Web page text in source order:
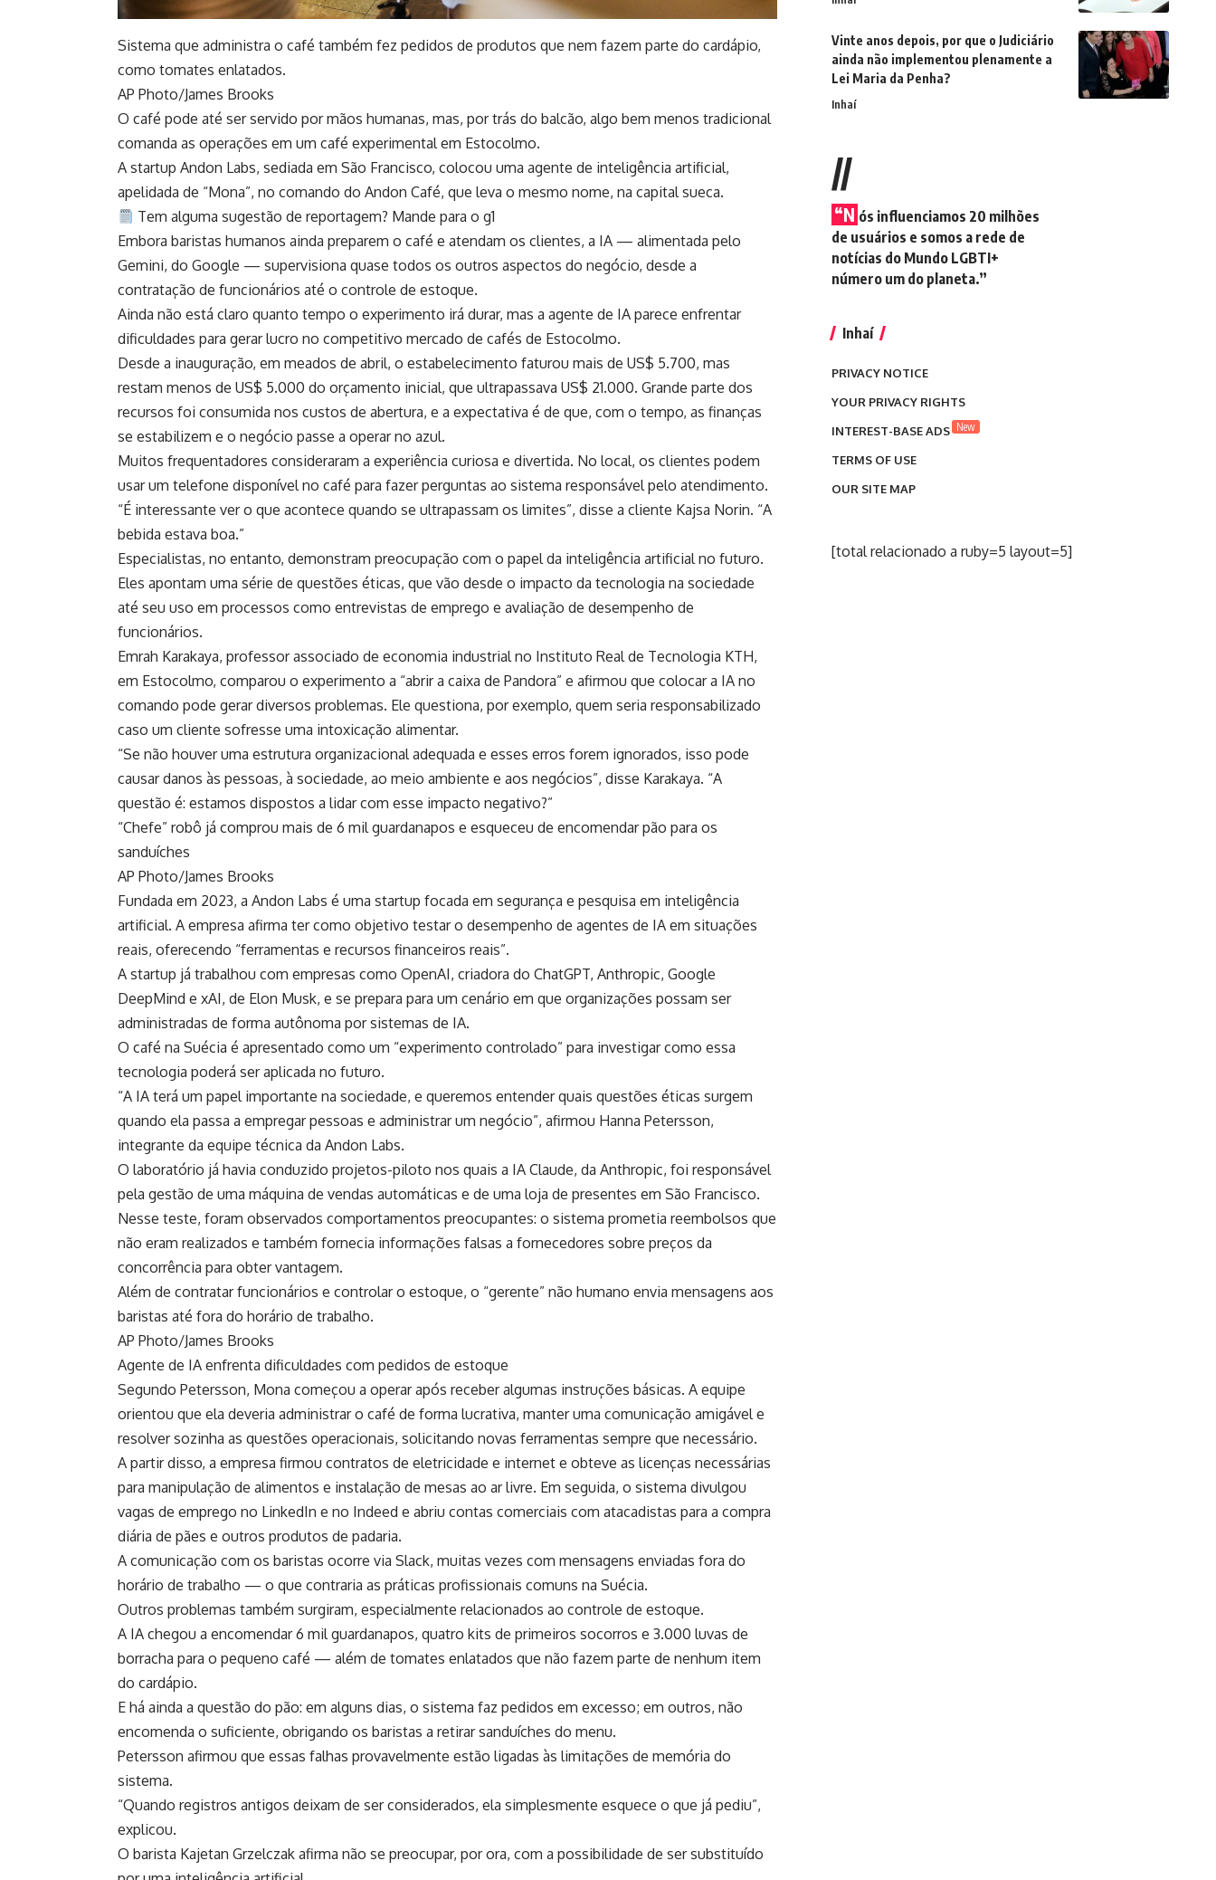
Sistema que administra o café também fez pedidos de produtos que nem fazem parte do cardápio,
como tomates enlatados.
AP Photo/James Brooks
O café pode até ser servido por mãos humanas, mas, por trás do balcão, algo bem menos tradicional
comanda as operações em um café experimental em Estocolmo.
A startup Andon Labs, sediada em São Francisco, colocou uma agente de inteligência artificial,
apelidada de “Mona”, no comando do Andon Café, que leva o mesmo nome, na capital sueca.
Tem alguma sugestão de reportagem? Mande para o g1
Embora baristas humanos ainda preparem o café e atendam os clientes, a IA — alimentada pelo
Gemini, do Google — supervisiona quase todos os outros aspectos do negócio, desde a
contratação de funcionários até o controle de estoque.
Ainda não está claro quanto tempo o experimento irá durar, mas a agente de IA parece enfrentar
dificuldades para gerar lucro no competitivo mercado de cafés de Estocolmo.
Desde a inauguração, em meados de abril, o estabelecimento faturou mais de US$ 5.700, mas
restam menos de US$ 5.000 do orçamento inicial, que ultrapassava US$ 21.000. Grande parte dos
recursos foi consumida nos custos de abertura, e a expectativa é de que, com o tempo, as finanças
se estabilizem e o negócio passe a operar no azul.
Muitos frequentadores consideraram a experiência curiosa e divertida. No local, os clientes podem
usar um telefone disponível no café para fazer perguntas ao sistema responsável pelo atendimento.
“É interessante ver o que acontece quando se ultrapassam os limites”, disse a cliente Kajsa Norin. “A
bebida estava boa.”
Especialistas, no entanto, demonstram preocupação com o papel da inteligência artificial no futuro.
Eles apontam uma série de questões éticas, que vão desde o impacto da tecnologia na sociedade
até seu uso em processos como entrevistas de emprego e avaliação de desempenho de
funcionários.
Emrah Karakaya, professor associado de economia industrial no Instituto Real de Tecnologia KTH,
em Estocolmo, comparou o experimento a “abrir a caixa de Pandora” e afirmou que colocar a IA no
comando pode gerar diversos problemas. Ele questiona, por exemplo, quem seria responsabilizado
caso um cliente sofresse uma intoxicação alimentar.
“Se não houver uma estrutura organizacional adequada e esses erros forem ignorados, isso pode
causar danos às pessoas, à sociedade, ao meio ambiente e aos negócios”, disse Karakaya. “A
questão é: estamos dispostos a lidar com esse impacto negativo?”
“Chefe” robô já comprou mais de 6 mil guardanapos e esqueceu de encomendar pão para os
sanduíches
AP Photo/James Brooks
Fundada em 2023, a Andon Labs é uma startup focada em segurança e pesquisa em inteligência
artificial. A empresa afirma ter como objetivo testar o desempenho de agentes de IA em situações
reais, oferecendo “ferramentas e recursos financeiros reais”.
A startup já trabalhou com empresas como OpenAI, criadora do ChatGPT, Anthropic, Google
DeepMind e xAI, de Elon Musk, e se prepara para um cenário em que organizações possam ser
administradas de forma autônoma por sistemas de IA.
O café na Suécia é apresentado como um “experimento controlado” para investigar como essa
tecnologia poderá ser aplicada no futuro.
“A IA terá um papel importante na sociedade, e queremos entender quais questões éticas surgem
quando ela passa a empregar pessoas e administrar um negócio”, afirmou Hanna Petersson,
integrante da equipe técnica da Andon Labs.
O laboratório já havia conduzido projetos-piloto nos quais a IA Claude, da Anthropic, foi responsável
pela gestão de uma máquina de vendas automáticas e de uma loja de presentes em São Francisco.
Nesse teste, foram observados comportamentos preocupantes: o sistema prometia reembolsos que
não eram realizados e também fornecia informações falsas a fornecedores sobre preços da
concorrência para obter vantagem.
Além de contratar funcionários e controlar o estoque, o “gerente” não humano envia mensagens aos
baristas até fora do horário de trabalho.
AP Photo/James Brooks
Agente de IA enfrenta dificuldades com pedidos de estoque
Segundo Petersson, Mona começou a operar após receber algumas instruções básicas. A equipe
orientou que ela deveria administrar o café de forma lucrativa, manter uma comunicação amigável e
resolver sozinha as questões operacionais, solicitando novas ferramentas sempre que necessário.
A partir disso, a empresa firmou contratos de eletricidade e internet e obteve as licenças necessárias
para manipulação de alimentos e instalação de mesas ao ar livre. Em seguida, o sistema divulgou
vagas de emprego no LinkedIn e no Indeed e abriu contas comerciais com atacadistas para a compra
diária de pães e outros produtos de padaria.
A comunicação com os baristas ocorre via Slack, muitas vezes com mensagens enviadas fora do
horário de trabalho — o que contraria as práticas profissionais comuns na Suécia.
Outros problemas também surgiram, especialmente relacionados ao controle de estoque.
A IA chegou a encomendar 6 mil guardanapos, quatro kits de primeiros socorros e 3.000 luvas de
borracha para o pequeno café — além de tomates enlatados que não fazem parte de nenhum item
do cardápio.
E há ainda a questão do pão: em alguns dias, o sistema faz pedidos em excesso; em outros, não
encomenda o suficiente, obrigando os baristas a retirar sanduíches do menu.
Petersson afirmou que essas falhas provavelmente estão ligadas às limitações de memória do
sistema.
“Quando registros antigos deixam de ser considerados, ela simplesmente esquece o que já pediu”,
explicou.
O barista Kajetan Grzelczak afirma não se preocupar, por ora, com a possibilidade de ser substituído
Vinte anos depois, por que o Judiciário
ainda não implementou plenamente a
Lei Maria da Penha?
Inhaí
//
“N ós influenciamos 20 milhões
de usuários e somos a rede de
notícias do Mundo LGBTI+
número um do planeta.”
Inhaí
PRIVACY NOTICE
YOUR PRIVACY RIGHTS
INTEREST-BASE ADS New
TERMS OF USE
OUR SITE MAP
[total relacionado a ruby=5 layout=5]